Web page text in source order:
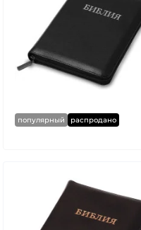
популярный распродано